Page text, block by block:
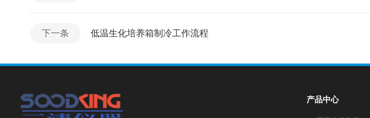
下一条 低温生化培养箱制冷工作流程
产品中心